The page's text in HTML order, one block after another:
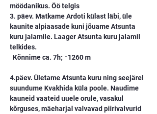
möödanikus. Öö telgis​
3. päev. Matkame Ardoti külast läbi, üle
kaunite alpiaasade kuni jõuame Atsunta
kuru jalamile. Laager Atsunta kuru jalamil
telkides.
Kõnnime ca. 7h; ↑1260 m
4.päev. Ületame Atsunta kuru ning seejärel
suundume Kvakhida küla poole. Naudime
kauneid vaateid uuele orule, vasakul
kõrguses, mäeharjal valvavad piirivalvurid